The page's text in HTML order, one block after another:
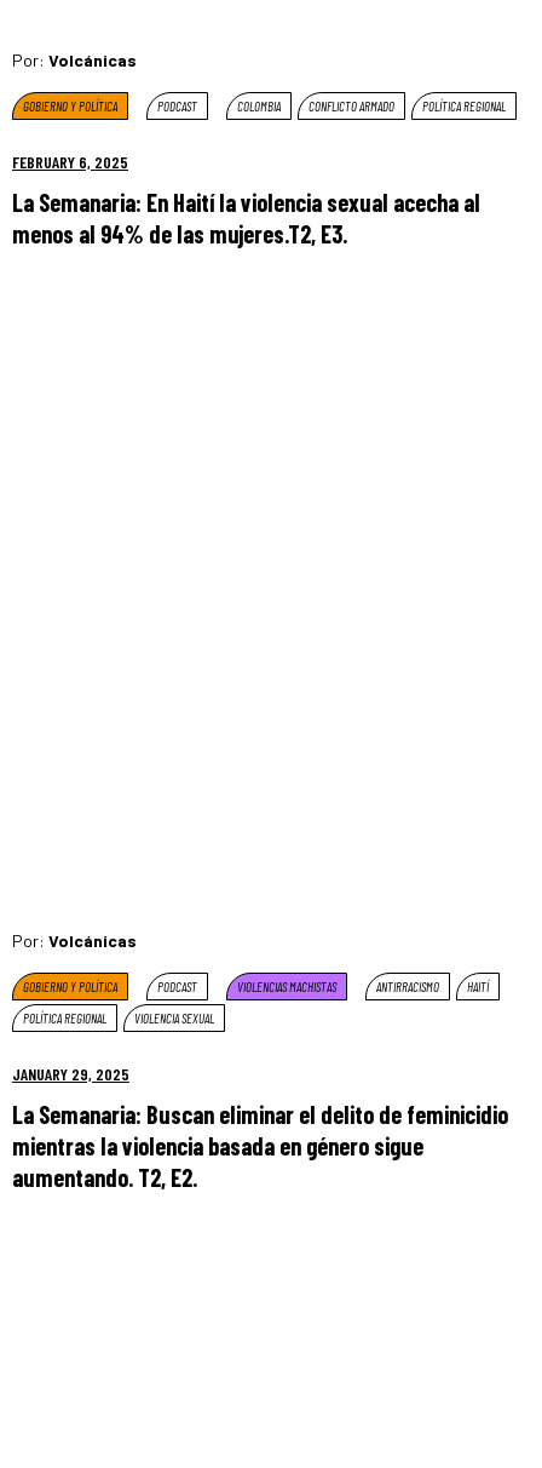
Por: Volcánicas
GOBIERNO Y POLÍTICA PODCAST COLOMBIA CONFLICTO ARMADO POLÍTICA REGIONAL
FEBRUARY 6, 2025
La Semanaria: En Haití la violencia sexual acecha al
menos al 94% de las mujeres.T2, E3.
Por: Volcánicas
GOBIERNO Y POLÍTICA PODCAST VIOLENCIAS MACHISTAS ANTIRRACISMO
HAITÍ
POLÍTICA REGIONAL
VIOLENCIA SEXUAL
JANUARY 29, 2025
La Semanaria: Buscan eliminar el delito de feminicidio
mientras la violencia basada en género sigue
aumentando. T2, E2.